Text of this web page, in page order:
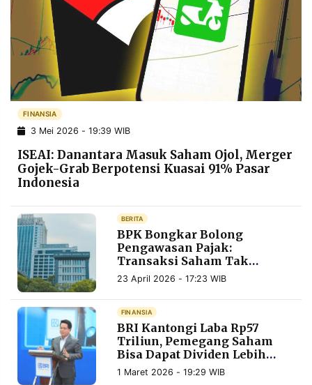
INFORMASI
PRIVACY
POLICY WARGA
INFORMASI
IKLAN
OF
SERVICE
IKUTI
KAMI
RESOLUSI
FINANSIA
3 Mei 2026 - 19:39 WIB
ISEAI: Danantara Masuk Saham Ojol, Merger
Gojek-Grab Berpotensi Kuasai 91% Pasar
Indonesia
BERITA
BPK Bongkar Bolong
Pengawasan Pajak:
Transaksi Saham Tak
Terpantau, Rp14,92 T
Terancam Raib
23 April 2026 - 17:23 WIB
FINANSIA
BRI Kantongi Laba Rp57
Triliun, Pemegang Saham
Bisa Dapat Dividen Lebih
Besar dari Tahun Lalu
1 Maret 2026 - 19:29 WIB